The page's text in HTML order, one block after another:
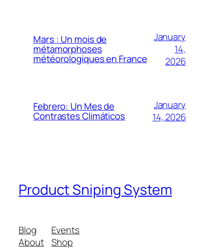
Mars : Un mois de
métamorphoses
météorologiques en France
January
14,
2026
Febrero: Un Mes de
Contrastes Climáticos
January
14, 2026
Product Sniping System
Blog
About
Events
Shop